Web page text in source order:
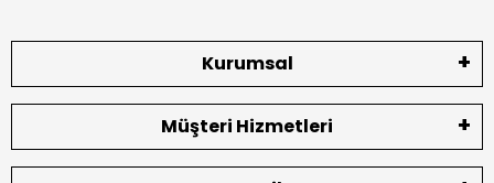
Kurumsal
Müşteri Hizmetleri